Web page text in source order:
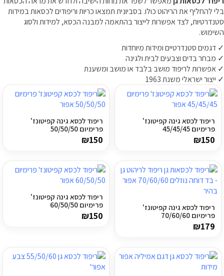
ריהוט למרפסת
אקססוריז
עודפים
קטלוג צבעים
עבודות אחרונות
הצהרת נגישות
התחבר / הרשם
בלי להחליף את הריהוט כולו. בסביונית תמצאו כריות וריפודים לכסאות במידות
סטנדרטיות, לצד אפשרות לייצור בהתאמה למבנה הכסא, למידות ולסוג
השימוש.
✓ דגמים סטנדרטיים ומידות מיוחדות
✓ מבחר בדים וצבעים לבית ולגינה
✓ אפשרות לריפוד מושב בלבד או מושב ומשענת
✓ ייצור ישראלי משנת 1963
ריפוד לכסא גינה קפיטונז'
פרימיום 45/45/45
₪150
ריפוד לכסא גינה קפיטונז'
פרימיום 50/50/50
₪150
ריפוד לכסא גינה קפיטונז'
פרימיום 70/60/60
₪179
ריפוד לכסא גינה קפיטונז'
פרימיום 60/50/50
₪150